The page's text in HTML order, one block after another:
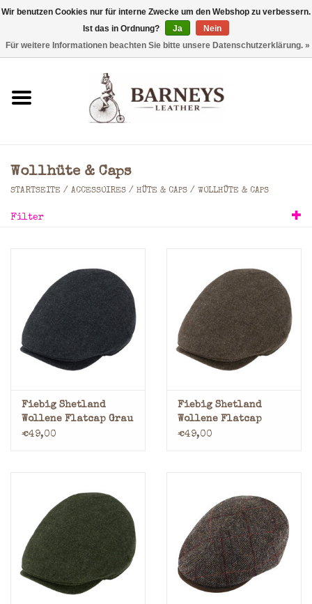
0 Artikel - €0,00
Geldbörse
Rucksäcke
Accessoires
Marken
Wollhüte & Caps
STARTSEITE / ACCESSOIRES / HÜTE & CAPS / WOLLHÜTE & CAPS
Filter
Fiebig Shetland
Wollene Flatcap Grau
€49,00
Fiebig Shetland
Wollene Flatcap
Taupe
€49,00
Wir benutzen Cookies nur für interne Zwecke um den Webshop zu verbessern.
Ist das in Ordnung?
Ja
Nein
Für weitere Informationen beachten Sie bitte unsere Datenschutzerklärung. »